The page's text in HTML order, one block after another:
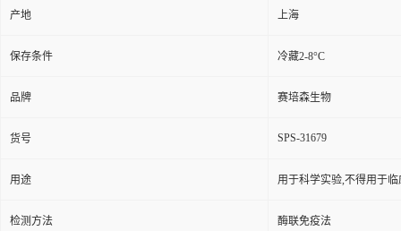
产地 上海
保存条件 冷藏2-8°C
品牌 赛培森生物
货号 SPS-31679
用途 用于科学实验,不得用于临
检测方法 酶联免疫法